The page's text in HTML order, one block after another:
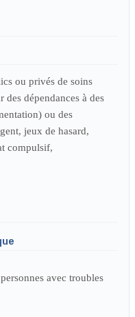
ou privés de soins
des dépendances à des
ou des
jeux de hasard,
compulsif,
avec troubles